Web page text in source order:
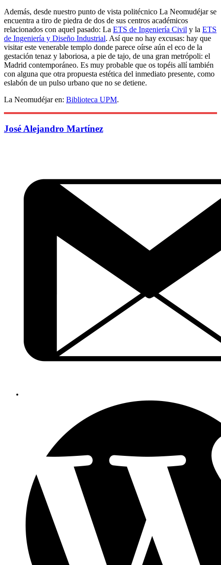
Además, desde nuestro punto de vista politécnico La Neomudéjar se
encuentra a tiro de piedra de dos de sus centros académicos
relacionados con aquel pasado: La ETS de Ingeniería Civil y la ETS
de Ingeniería y Diseño Industrial. Así que no hay excusas: hay que
visitar este venerable templo donde parece oírse aún el eco de la
gestación tenaz y laboriosa, a pie de tajo, de una gran metrópoli: el
Madrid contemporáneo. Es muy probable que os topéis allí también
con alguna que otra propuesta estética del inmediato presente, como
eslabón de un pulso urbano que no se detiene.
La Neomudéjar en: Biblioteca UPM.
José Alejandro Martínez